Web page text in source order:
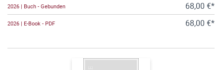
2026 | Buch - Gebunden 68,00 €*
2026 | E-Book - PDF 68,00 €*